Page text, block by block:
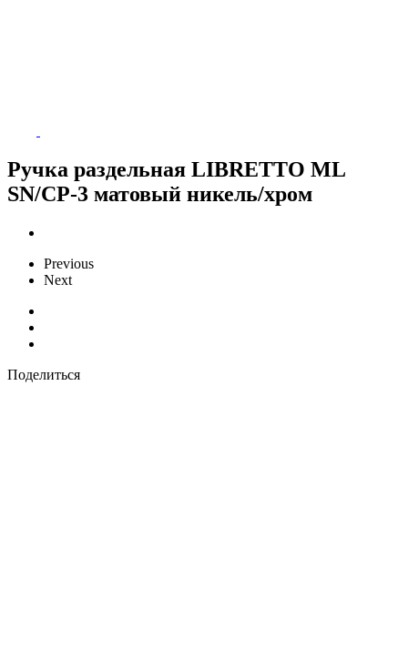
Ручка раздельная LIBRETTO ML
SN/CP-3 матовый никель/хром
Previous
Next
Поделиться